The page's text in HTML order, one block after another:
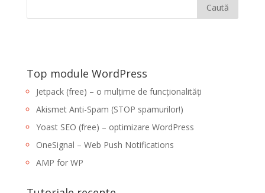
Top module WordPress
Jetpack (free) – o mulțime de funcționalități
Akismet Anti-Spam (STOP spamurilor!)
Yoast SEO (free) – optimizare WordPress
OneSignal – Web Push Notifications
AMP for WP